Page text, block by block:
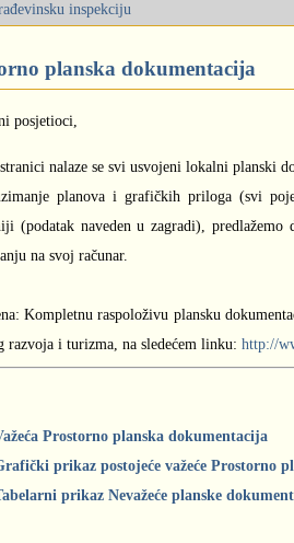
inspekciju
planska dokumentacija
posjetioci,
nalaze se svi usvojeni lokalni planski
planova i grafičkih priloga (svi
(podatak naveden u zagradi),
na svoj računar.
Kompletnu raspoloživu plansku
razvoja i turizma, na sledećem linku: http://
Prostorno planska dokumentacija
prikaz postojeće važeće Prostorno
prikaz Nevažeće planske